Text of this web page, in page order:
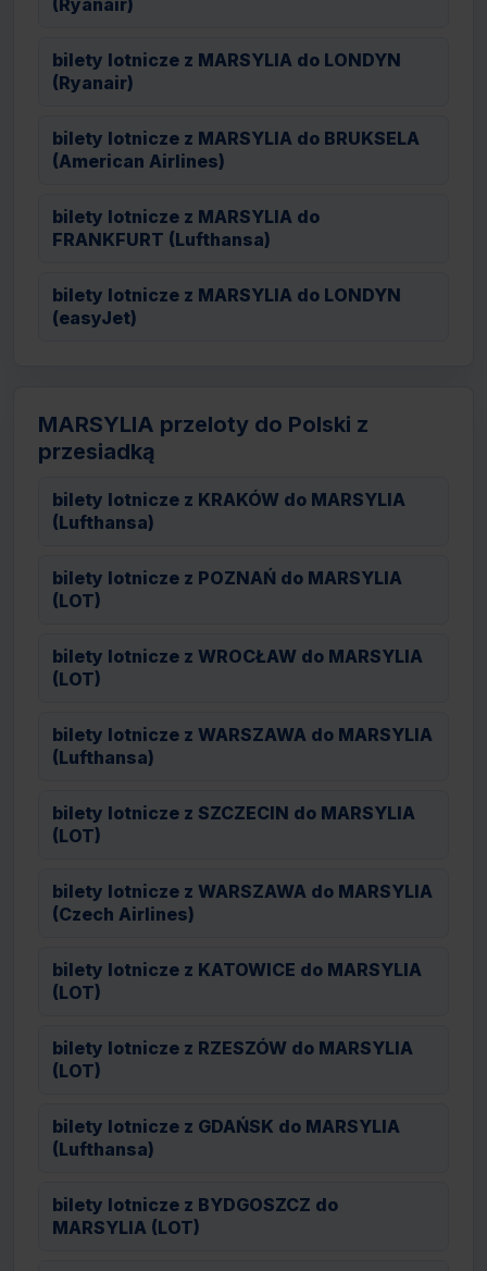
(Ryanair)
bilety lotnicze z MARSYLIA do LONDYN
(Ryanair)
bilety lotnicze z MARSYLIA do BRUKSELA
(American Airlines)
bilety lotnicze z MARSYLIA do
FRANKFURT (Lufthansa)
bilety lotnicze z MARSYLIA do LONDYN
(easyJet)
MARSYLIA przeloty do Polski z
przesiadką
bilety lotnicze z KRAKÓW do MARSYLIA
(Lufthansa)
bilety lotnicze z POZNAŃ do MARSYLIA
(LOT)
bilety lotnicze z WROCŁAW do MARSYLIA
(LOT)
bilety lotnicze z WARSZAWA do MARSYLIA
(Lufthansa)
bilety lotnicze z SZCZECIN do MARSYLIA
(LOT)
bilety lotnicze z WARSZAWA do MARSYLIA
(Czech Airlines)
bilety lotnicze z KATOWICE do MARSYLIA
(LOT)
bilety lotnicze z RZESZÓW do MARSYLIA
(LOT)
bilety lotnicze z GDAŃSK do MARSYLIA
(Lufthansa)
bilety lotnicze z BYDGOSZCZ do
MARSYLIA (LOT)